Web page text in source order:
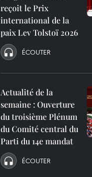
reçoit le Prix
international de la
paix Lev Tolstoï 2026
ÉCOUTER
Actualité de la
semaine : Ouverture
du troisième Plénum
du Comité central du
Parti du 14e mandat
ÉCOUTER